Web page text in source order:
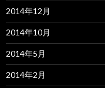
2014年12月
2014年10月
2014年5月
2014年2月